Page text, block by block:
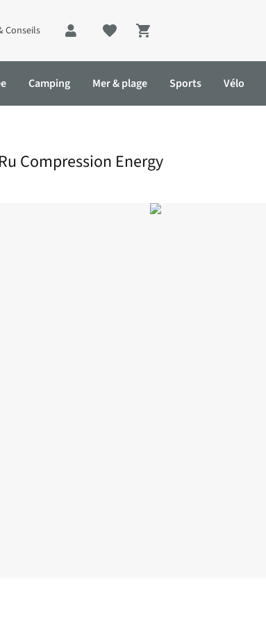
Conseils
Shopping cart
Camping Mer & plage Sports Vélo
Compression Energy